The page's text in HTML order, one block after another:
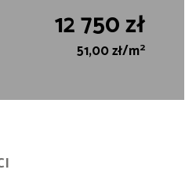
12 750 zł
51,00 zł/m2